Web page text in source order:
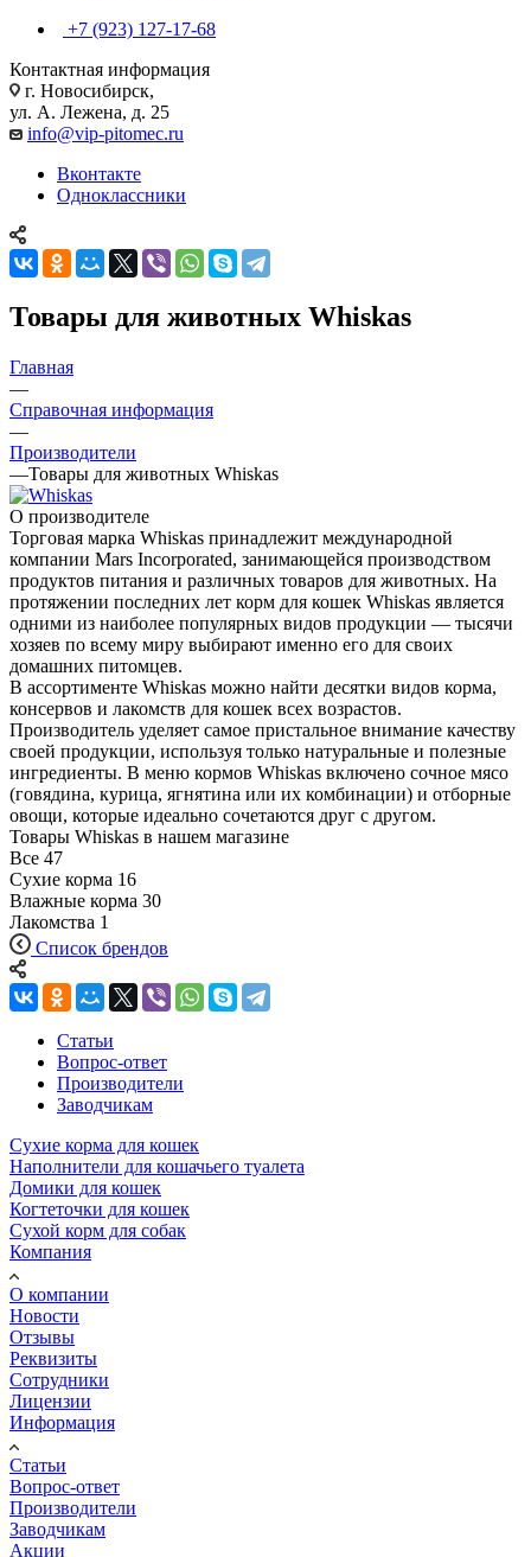
+7 (923) 127-17-68
Контактная информация
г. Новосибирск,
ул. А. Лежена, д. 25
info@vip-pitomec.ru
Вконтакте
Одноклассники
Товары для животных Whiskas
Главная
—
Справочная информация
—
Производители
—Товары для животных Whiskas
О производителе
Торговая марка Whiskas принадлежит международной
компании Mars Incorporated, занимающейся производством
продуктов питания и различных товаров для животных. На
протяжении последних лет корм для кошек Whiskas является
одними из наиболее популярных видов продукции — тысячи
хозяев по всему миру выбирают именно его для своих
домашних питомцев.
В ассортименте Whiskas можно найти десятки видов корма,
консервов и лакомств для кошек всех возрастов.
Производитель уделяет самое пристальное внимание качеству
своей продукции, используя только натуральные и полезные
ингредиенты. В меню кормов Whiskas включено сочное мясо
(говядина, курица, ягнятина или их комбинации) и отборные
овощи, которые идеально сочетаются друг с другом.
Товары Whiskas в нашем магазине
Все 47
Сухие корма 16
Влажные корма 30
Лакомства 1
Список брендов
Статьи
Вопрос-ответ
Производители
Заводчикам
Сухие корма для кошек
Наполнители для кошачьего туалета
Домики для кошек
Когтеточки для кошек
Сухой корм для собак
Компания
О компании
Новости
Отзывы
Реквизиты
Сотрудники
Лицензии
Информация
Статьи
Вопрос-ответ
Производители
Заводчикам
Акции